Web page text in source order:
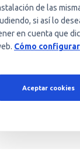
de las
si así lo
en cuenta que
Cómo configurar
Aceptar cookies
reservados